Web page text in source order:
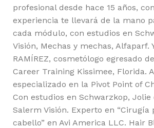
profesional desde hace 15 años,
experiencia te llevará de la mano
cada módulo, con estudios en
Visión, Mechas y mechas, Alfaparf.
RAMÍREZ, cosmetólogo egresado
Career Training Kissimee, Florida.
especializado en la Pivot Point of
Con estudios en Schwarzkop, Jolie
Salerm Visión. Experto en “Cirugía
cabello” en Avi America LLC. Hair